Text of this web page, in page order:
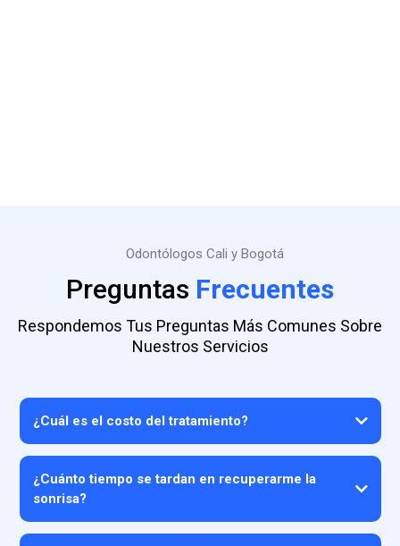
Odontólogos Cali y Bogotá
Preguntas Frecuentes
Respondemos Tus Preguntas Más Comunes Sobre
Nuestros Servicios
¿Cuál es el costo del tratamiento?
¿Cuánto tiempo se tardan en recuperarme la
sonrisa?